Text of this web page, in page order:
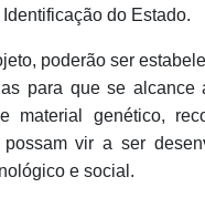
do Estado.
poderão ser
para que se alcance
material genético,
vir a ser
e social.